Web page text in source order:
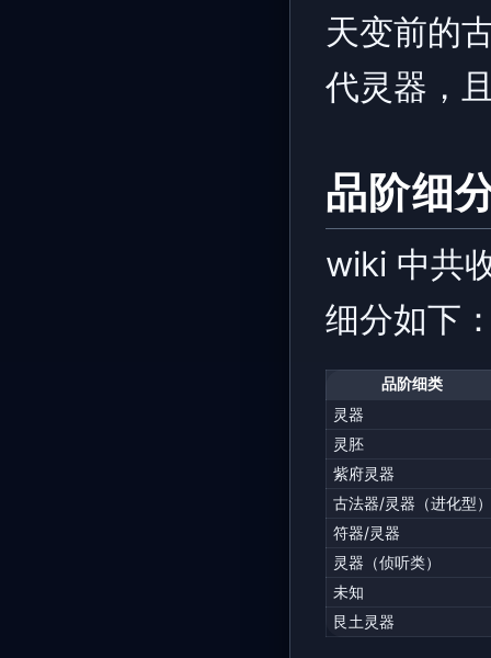
天变前的
代灵器，
品阶细
wiki 中共
细分如下
品阶细类
灵器
灵胚
紫府灵器
古法器/灵器（进化型）
符器/灵器
灵器（侦听类）
未知
艮土灵器